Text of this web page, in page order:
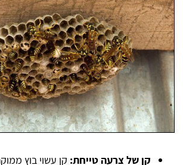
קן של צרעה טייחת: קן עשוי בוץ